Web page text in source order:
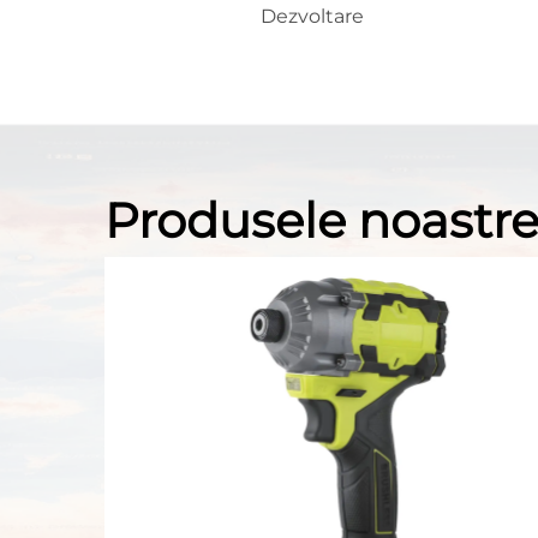
Dezvoltare
Produsele noastre